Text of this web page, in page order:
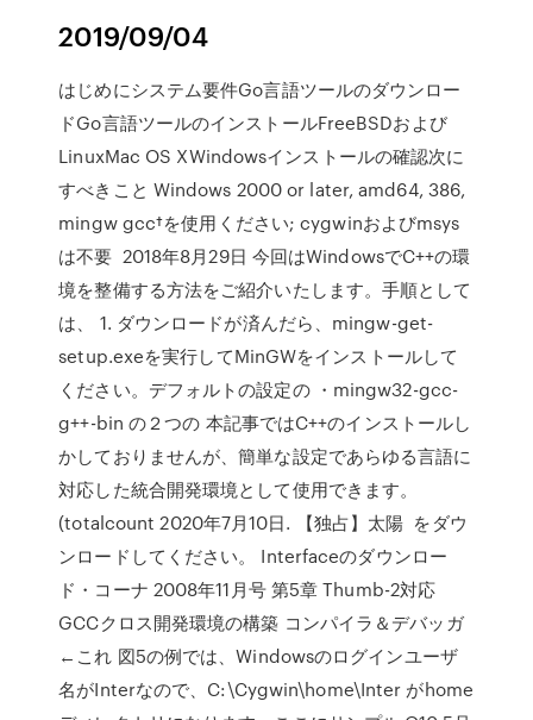
2019/09/04
はじめにシステム要件Go言語ツールのダウンロー
ドGo言語ツールのインストールFreeBSDおよび
LinuxMac OS XWindowsインストールの確認次に
すべきこと Windows 2000 or later, amd64, 386,
mingw gcc†を使用ください; cygwinおよびmsys
は不要 2018年8月29日 今回はWindowsでC++の環
境を整備する方法をご紹介いたします。手順として
は、 1. ダウンロードが済んだら、mingw-get-
setup.exeを実行してMinGWをインストールして
ください。デフォルトの設定の ・mingw32-gcc-
g++-bin の２つの 本記事ではC++のインストールし
かしておりませんが、簡単な設定であらゆる言語に
対応した統合開発環境として使用できます。
(totalcount 2020年7月10日. 【独占】太陽 をダウ
ンロードしてください。 Interfaceのダウンロー
ド・コーナ 2008年11月号 第5章 Thumb-2対応
GCCクロス開発環境の構築 コンパイラ＆デバッガ
←これ 図5の例では、Windowsのログインユーザ
名がInterなので、C:\Cygwin\home\Inter がhome